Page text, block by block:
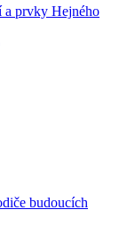
a prvky Hejného
budoucích